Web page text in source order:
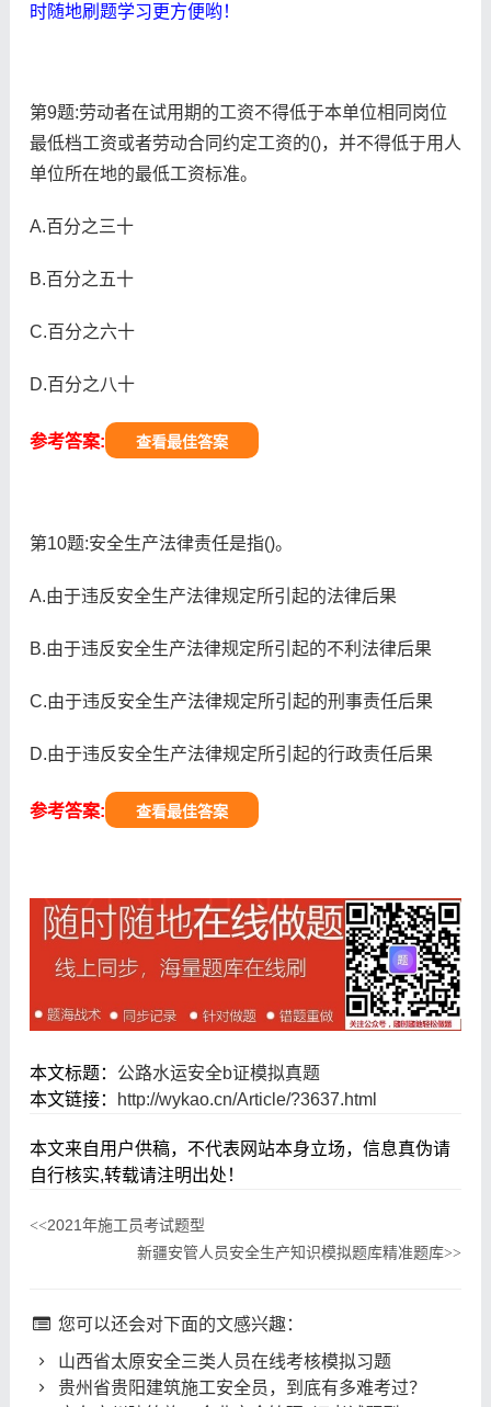
时随地刷题学习更方便哟！
第9题:劳动者在试用期的工资不得低于本单位相同岗位
最低档工资或者劳动合同约定工资的()，并不得低于用人
单位所在地的最低工资标准。
A.百分之三十
B.百分之五十
C.百分之六十
D.百分之八十
参考答案: 查看最佳答案
第10题:安全生产法律责任是指()。
A.由于违反安全生产法律规定所引起的法律后果
B.由于违反安全生产法律规定所引起的不利法律后果
C.由于违反安全生产法律规定所引起的刑事责任后果
D.由于违反安全生产法律规定所引起的行政责任后果
参考答案: 查看最佳答案
本文标题： 公路水运安全b证模拟真题
本文链接：
http://wykao.cn/Article/?3637.html
本文来自用户供稿，不代表网站本身立场，信息真伪请
自行核实,转载请注明出处！
<<2021年施工员考试题型
新疆安管人员安全生产知识模拟题库精准题库>>
您可以还会对下面的文感兴趣：
山西省太原安全三类人员在线考核模拟习题
贵州省贵阳建筑施工安全员，到底有多难考过？